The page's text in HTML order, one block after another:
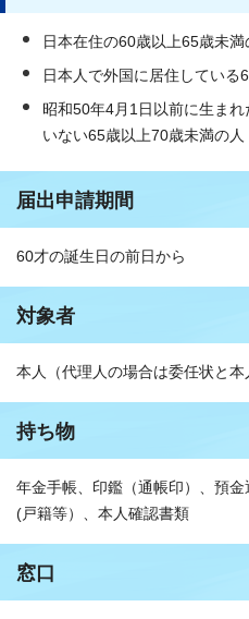
日本在住の60歳以上65歳未満
日本人で外国に居住している
昭和50年4月1日以前に生ま
いない65歳以上70歳未満の人
届出申請期間
60才の誕生日の前日から
対象者
本人（代理人の場合は委任状と本
持ち物
年金手帳、印鑑（通帳印）、預
(戸籍等）、本人確認書類
窓口